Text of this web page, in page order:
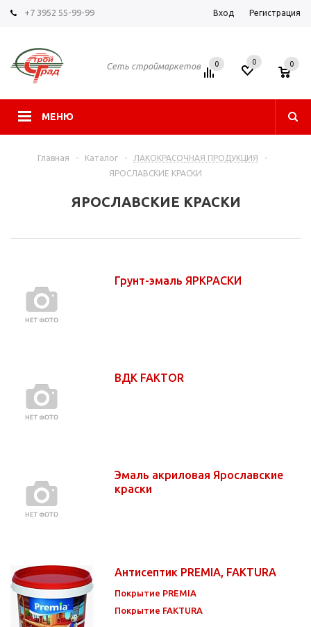
+7 3952 55-99-99 Вход Регистрация
Сеть строймаркетов
МЕНЮ
0 0 0
Главная - Каталог - ЛАКОКРАСОЧНАЯ ПРОДУКЦИЯ
-
ЯРОСЛАВСКИЕ КРАСКИ
ЯРОСЛАВСКИЕ КРАСКИ
Грунт-эмаль ЯРКРАСКИ
ВДК FAKTOR
Эмаль акриловая Ярославские
краски
Антисептик PREMIA, FAKTURA
Покрытие PREMIA
Покрытие FAKTURA